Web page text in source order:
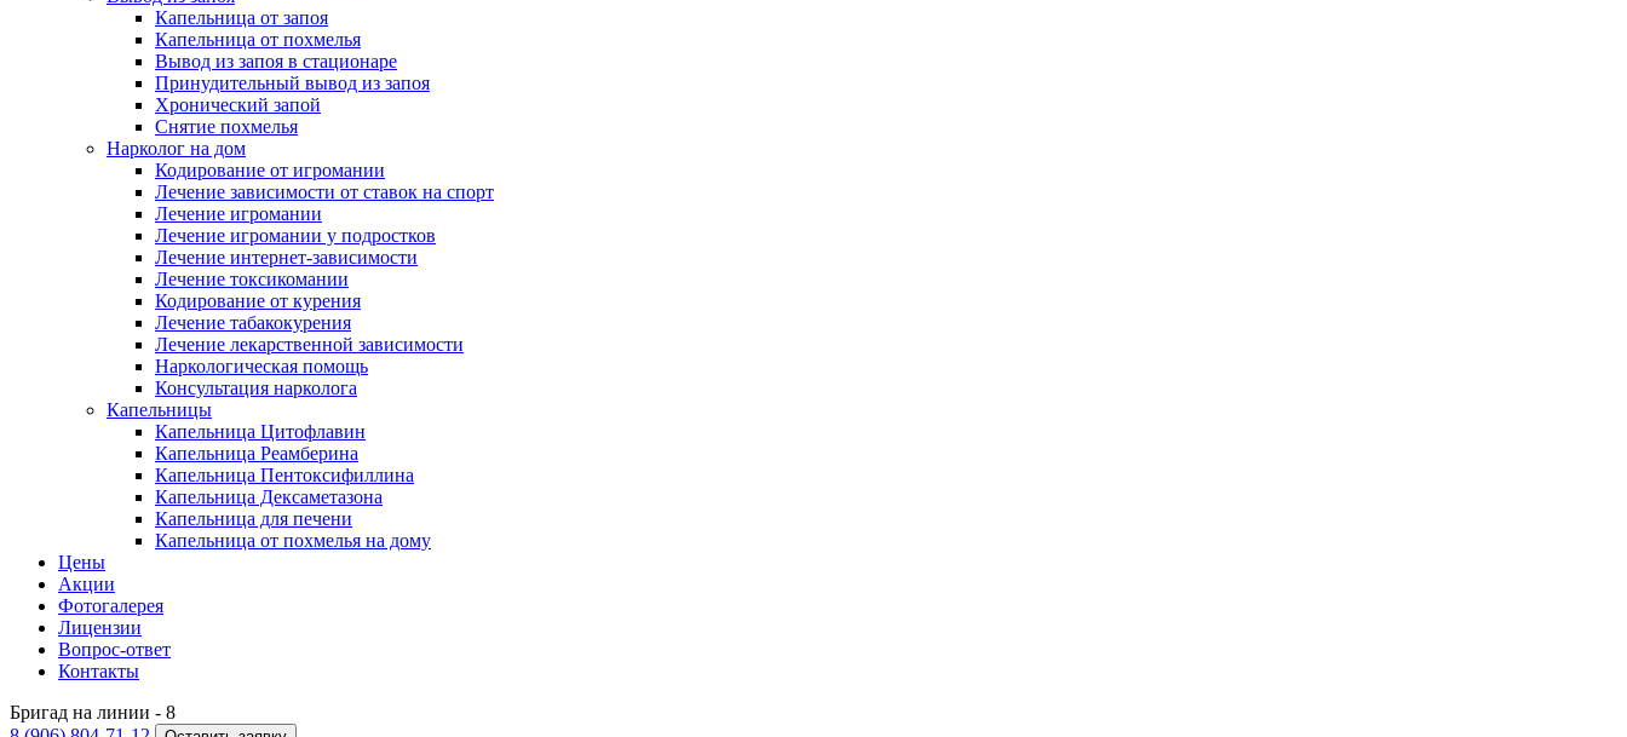
Капельница от запоя
Капельница от похмелья
Вывод из запоя в стационаре
Принудительный вывод из запоя
Хронический запой
Снятие похмелья
Нарколог на дом
Кодирование от игромании
Лечение зависимости от ставок на спорт
Лечение игромании
Лечение игромании у подростков
Лечение интернет-зависимости
Лечение токсикомании
Кодирование от курения
Лечение табакокурения
Лечение лекарственной зависимости
Наркологическая помощь
Консультация нарколога
Капельницы
Капельница Цитофлавин
Капельница Реамберина
Капельница Пентоксифиллина
Капельница Дексаметазона
Капельница для печени
Капельница от похмелья на дому
Цены
Акции
Фотогалерея
Лицензии
Вопрос-ответ
Контакты
Бригад на линии - 8